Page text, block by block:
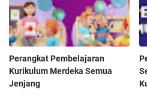
Perangkat Pembelajaran
Kurikulum Merdeka Semua
Jenjang